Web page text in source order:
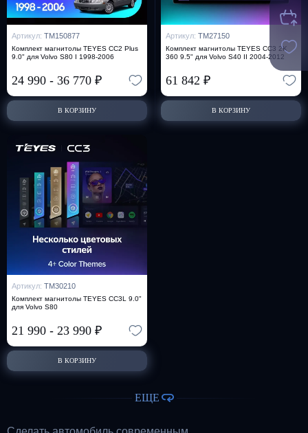
Артикул: TM150877
Комплект магнитолы TEYES CC2 Plus
9.0" для Volvo S80 I 1998-2006
24 990 - 36 770 ₽
В КОРЗИНУ
Артикул: TM27150
Комплект магнитолы TEYES CC3 2K
360 9.5" для Volvo S40 II 2004-2012
61 842 ₽
В КОРЗИНУ
Артикул: TM30210
Комплект магнитолы TEYES CC3L 9.0"
для Volvo S80
21 990 - 23 990 ₽
В КОРЗИНУ
ЕЩЕ